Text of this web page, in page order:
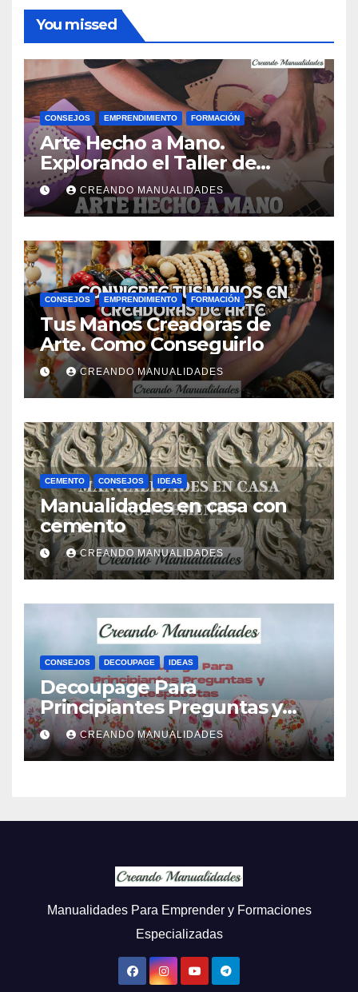
You missed
CONSEJOS EMPRENDIMIENTO FORMACIÓN
Arte Hecho a Mano.
Explorando el Taller de
Manualidades de Ana Gual.
CREANDO MANUALIDADES
CONSEJOS EMPRENDIMIENTO FORMACIÓN
Tus Manos Creadoras de
Arte. Como Conseguirlo
CREANDO MANUALIDADES
CEMENTO CONSEJOS IDEAS
Manualidades en casa con
cemento
CREANDO MANUALIDADES
CONSEJOS DECOUPAGE IDEAS
Decoupage Para
Principiantes Preguntas y
Respuestas
CREANDO MANUALIDADES
Manualidades Para Emprender y Formaciones
Especializadas